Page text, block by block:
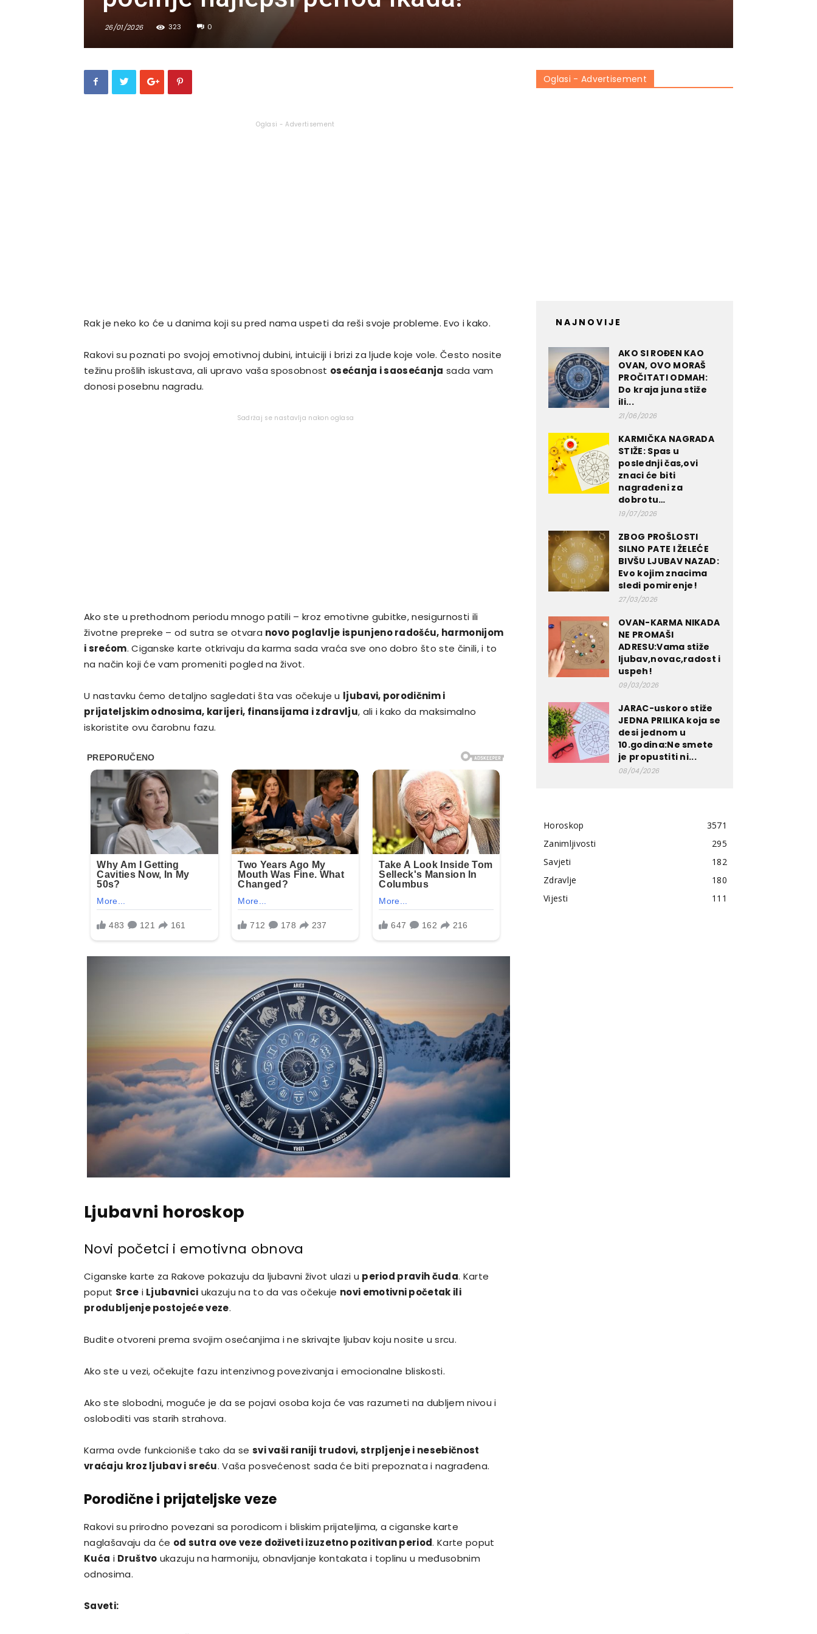
26/01/2026 323 0
Oglasi - Advertisement
Rak je neko ko će u danima koji su pred nama uspeti da reši svoje probleme. Evo i kako.
Rakovi su poznati po svojoj emotivnoj dubini, intuiciji i brizi za ljude koje vole. Često nosite
težinu prošlih iskustava, ali upravo vaša sposobnost osećanja i saosećanja sada vam
donosi posebnu nagradu.
Sadržaj se nastavlja nakon oglasa
Ako ste u prethodnom periodu mnogo patili – kroz emotivne gubitke, nesigurnosti ili
životne prepreke – od sutra se otvara novo poglavlje ispunjeno radošću, harmonijom
i srećom. Ciganske karte otkrivaju da karma sada vraća sve ono dobro što ste činili, i to
na način koji će vam promeniti pogled na život.
U nastavku ćemo detaljno sagledati šta vas očekuje u ljubavi, porodičnim i
prijateljskim odnosima, karijeri, finansijama i zdravlju, ali i kako da maksimalno
iskoristite ovu čarobnu fazu.
Ljubavni horoskop
Novi početci i emotivna obnova
Ciganske karte za Rakove pokazuju da ljubavni život ulazi u period pravih čuda. Karte
poput Srce i Ljubavnici ukazuju na to da vas očekuje novi emotivni početak ili
produbljenje postojeće veze.
Budite otvoreni prema svojim osećanjima i ne skrivajte ljubav koju nosite u srcu.
Ako ste u vezi, očekujte fazu intenzivnog povezivanja i emocionalne bliskosti.
Ako ste slobodni, moguće je da se pojavi osoba koja će vas razumeti na dubljem nivou i
osloboditi vas starih strahova.
Karma ovde funkcioniše tako da se svi vaši raniji trudovi, strpljenje i nesebičnost
vraćaju kroz ljubav i sreću. Vaša posvećenost sada će biti prepoznata i nagrađena.
Porodične i prijateljske veze
Rakovi su prirodno povezani sa porodicom i bliskim prijateljima, a ciganske karte
naglašavaju da će od sutra ove veze doživeti izuzetno pozitivan period. Karte poput
Kuća i Društvo ukazuju na harmoniju, obnavljanje kontakata i toplinu u međusobnim
odnosima.
Saveti:
Oglasi - Advertisement
NAJNOVIJE
AKO SI ROĐEN KAO
OVAN, OVO MORAŠ
PROČITATI ODMAH:
Do kraja juna stiže
ili...
21/06/2026
KARMIČKA NAGRADA
STIŽE: Spas u
poslednji čas,ovi
znaci će biti
nagrađeni za
dobrotu…
19/07/2026
ZBOG PROŠLOSTI
SILNO PATE I ŽELEĆE
BIVŠU LJUBAV NAZAD:
Evo kojim znacima
sledi pomirenje!
27/03/2026
OVAN-KARMA NIKADA
NE PROMAŠI
ADRESU:Vama stiže
ljubav,novac,radost i
uspeh!
09/03/2026
JARAC-uskoro stiže
JEDNA PRILIKA koja se
desi jednom u
10.godina:Ne smete
je propustiti ni...
08/04/2026
Horoskop
3571
Zanimljivosti
295
Savjeti
182
Zdravlje
180
Vijesti
111